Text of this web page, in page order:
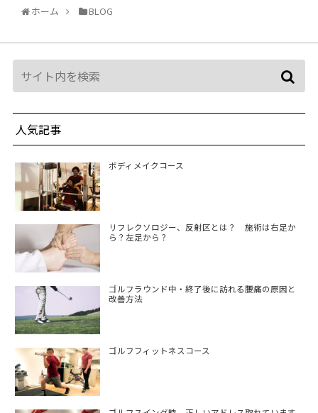
ホーム BLOG
人気記事
ボディメイクコース
リフレクソロジー、反射区とは？ 施術は右足か
ら？左足から？
ゴルフラウンド中・終了後に訪れる腰痛の原因と
改善方法
ゴルフフィットネスコース